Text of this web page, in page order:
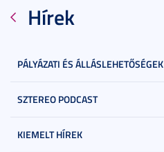
Hírek
PÁLYÁZATI ÉS ÁLLÁSLEHETŐSÉGEK
SZTEREO PODCAST
KIEMELT HÍREK